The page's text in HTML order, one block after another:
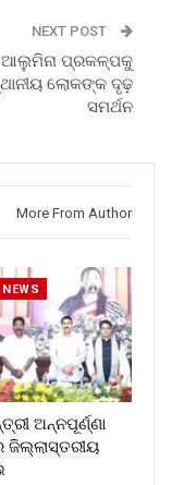
NEXT POST
ପ୍ରକଳ୍ପକୁ
ଲୋକଙ୍କ ଦୃଢ଼
ସମର୍ଥନ
More From Author
NEWS
ଅନ୍ନପୂର୍ଣ୍ଣା
ଜିଲ୍ଲାସ୍ତରୀୟ